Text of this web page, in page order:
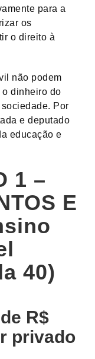
para a
os
o direito à
não podem
o dinheiro do
Por
e deputado
educação e
1 –
E
40)
R$
privado